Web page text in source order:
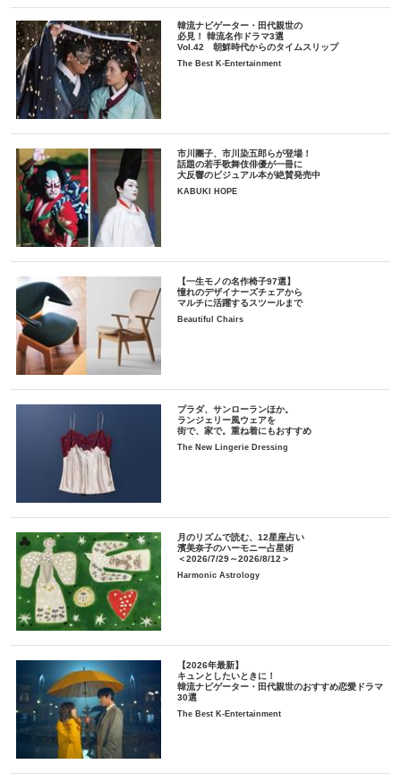
韓流ナビゲーター・田代親世の
必見！ 韓流名作ドラマ3選
Vol.42 朝鮮時代からのタイムスリップ
The Best K-Entertainment
市川團子、市川染五郎らが登場！
話題の若手歌舞伎俳優が一冊に
大反響のビジュアル本が絶賛発売中
KABUKI HOPE
【一生モノの名作椅子97選】
憧れのデザイナーズチェアから
マルチに活躍するスツールまで
Beautiful Chairs
プラダ、サンローランほか。
ランジェリー風ウェアを
街で、家で。重ね着にもおすすめ
The New Lingerie Dressing
月のリズムで読む、12星座占い
濱美奈子のハーモニー占星術
＜2026/7/29～2026/8/12＞
Harmonic Astrology
【2026年最新】
キュンとしたいときに！
韓流ナビゲーター・田代親世のおすすめ恋愛ドラマ
30選
The Best K-Entertainment